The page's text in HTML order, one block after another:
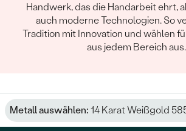
Handwerk, das die Handarbeit ehrt,
auch moderne Technologien. So
Tradition mit Innovation und wählen
aus jedem Bereich aus.
Metall auswählen: 14 Karat Weißgold